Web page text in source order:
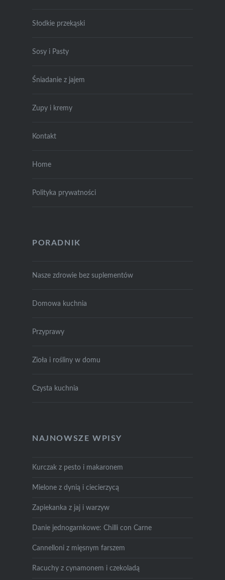
Słodkie przekąski
Sosy i Pasty
Śniadanie z jajem
Zupy i kremy
Kontakt
Home
Polityka prywatności
PORADNIK
Nasze zdrowie bez suplementów
Domowa kuchnia
Przyprawy
Zioła i rośliny w domu
Czysta kuchnia
NAJNOWSZE WPISY
Kurczak z pesto i makaronem
Mielone z dynią i ciecierzycą
Zapiekanka z jaj i warzyw
Danie jednogarnkowe: Chilli con Carne
Cannelloni z mięsnym farszem
Racuchy z cynamonem i czekoladą